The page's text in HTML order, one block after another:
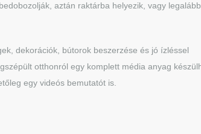
aztán raktárba helyezik, vagy legalább
dekorációk, bútorok beszerzése és jó ízléssel
otthonról egy komplett média anyag
egy videós bemutatót is.